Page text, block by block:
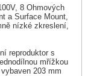
8 Ohmových
a Surface Mount,
nízké zkreslení,
reproduktor s
mřížkou
203 mm